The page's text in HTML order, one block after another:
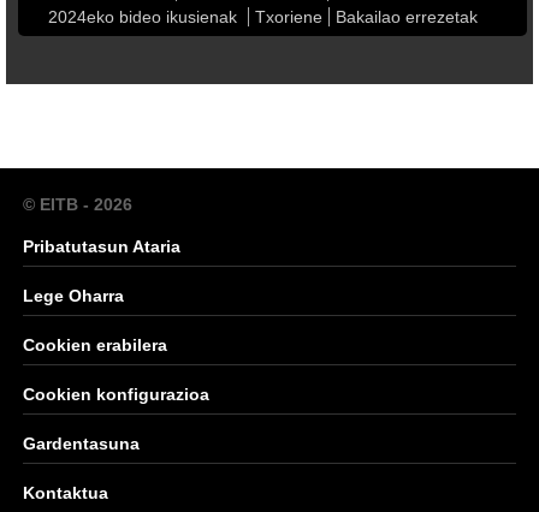
2024eko bideo ikusienak
Txoriene Bakailao errezetak
© EITB - 2026
Pribatutasun Ataria
Lege Oharra
Cookien erabilera
Cookien konfigurazioa
Gardentasuna
Kontaktua